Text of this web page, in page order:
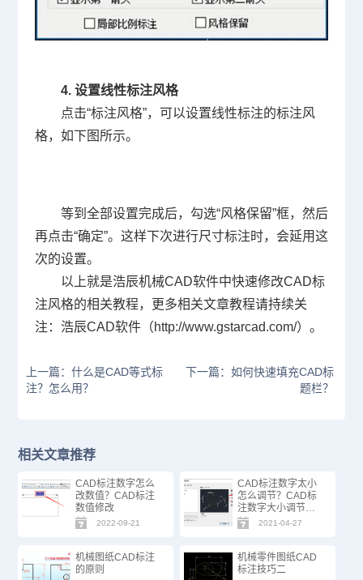
4. 设置线性标注风格
点击“标注风格”，可以设置线性标注的标注风
格，如下图所示。
等到全部设置完成后，勾选“风格保留”框，然后
再点击“确定”。这样下次进行尺寸标注时，会延用这
次的设置。
以上就是浩辰机械CAD软件中快速修改CAD标
注风格的相关教程，更多相关文章教程请持续关
注：浩辰CAD软件（http://www.gstarcad.com/）。
上一篇：什么是CAD等式标
注？怎么用？
下一篇：如何快速填充CAD标
题栏？
相关文章推荐
CAD标注数字怎么
改数值？CAD标注
数值修改
2022-09-21
CAD标注数字太小
怎么调节？CAD标
注数字大小调节方
法
2021-04-27
机械图纸CAD标注
的原则
机械零件图纸CAD
标注技巧二